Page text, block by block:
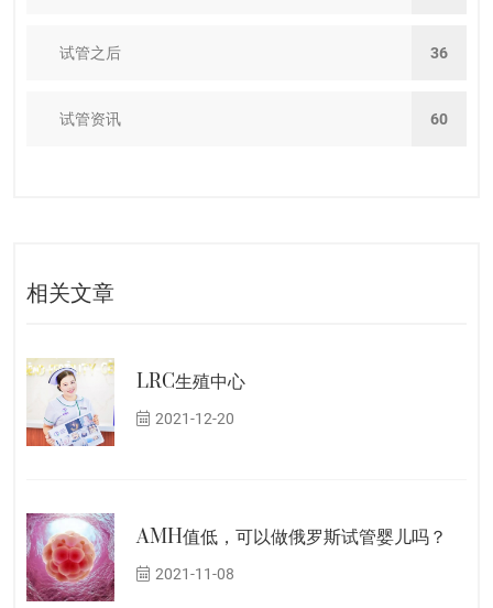
试管之后 36
试管资讯 60
相关文章
LRC生殖中心
2021-12-20
AMH值低，可以做俄罗斯试管婴儿吗？
2021-11-08